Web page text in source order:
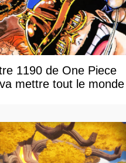
mettre tout le monde